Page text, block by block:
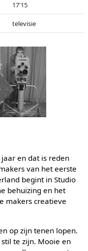
17'15
televisie
en dat is reden
van het eerste
begint in Studio
behuizing en het
makers creatieve
op zijn tenen lopen.
te zijn. Mooie en